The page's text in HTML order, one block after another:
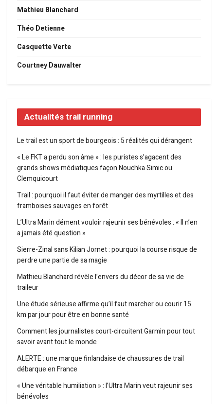
Mathieu Blanchard
Théo Detienne
Casquette Verte
Courtney Dauwalter
Actualités trail running
Le trail est un sport de bourgeois : 5 réalités qui dérangent
« Le FKT a perdu son âme » : les puristes s’agacent des
grands shows médiatiques façon Nouchka Simic ou
Clemquicourt
Trail : pourquoi il faut éviter de manger des myrtilles et des
framboises sauvages en forêt
L’Ultra Marin dément vouloir rajeunir ses bénévoles : « Il n’en
a jamais été question »
Sierre-Zinal sans Kilian Jornet : pourquoi la course risque de
perdre une partie de sa magie
Mathieu Blanchard révèle l’envers du décor de sa vie de
traileur
Une étude sérieuse affirme qu’il faut marcher ou courir 15
km par jour pour être en bonne santé
Comment les journalistes court-circuitent Garmin pour tout
savoir avant tout le monde
ALERTE : une marque finlandaise de chaussures de trail
débarque en France
« Une véritable humiliation » : l’Ultra Marin veut rajeunir ses
bénévoles